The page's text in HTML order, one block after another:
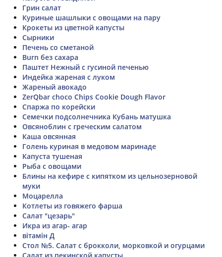
Грин салат
Куриные шашлыки с овощами на пару
Крокеты из цветной капусты
Сырники
Печень со сметаной
Burn без сахара
Паштет Нежный с гусиной печенью
Индейка жареная с луком
Жареный авокадо
ZerQbar choco Chips Cookie Dough Flavor
Спаржа по корейски
Семечки подсолнечника Кубань матушка
Овсяноблин с греческим салатом
Каша овсянная
Голень куриная в медовом маринаде
Капуста тушеная
Рыба с овощами
Блины на кефире с кипятком из цельнозерновой
муки
Моцарелла
Котлеты из говяжего фарша
Салат "цезарь"
Икра из агар- агар
вітамін Д
Стол №5. Салат с брокколи, морковкой и огурцами